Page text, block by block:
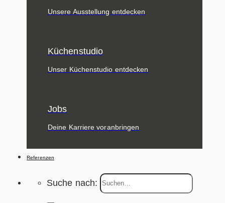
Unsere Ausstellung entdecken
Küchenstudio
Unser Küchenstudio entdecken
Jobs
Deine Karriere voranbringen
Referenzen
Suche nach: